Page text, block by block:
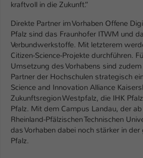
kraftvoll in die Zukunft.“
Direkte Partner im Vorhaben Offene
Pfalz sind das Fraunhofer ITWM und
Verbundwerkstoffe. Mit letzterem
Citizen-Science-Projekte durchführen.
Umsetzung des Vorhabens sind
Partner der Hochschulen strategisch
Science and Innovation Alliance
Zukunftsregion Westpfalz, die IHK
Pfalz. Mit dem Campus Landau, der
Rheinland-Pfälzischen Technischen
das Vorhaben dabei noch stärker in der
Pfalz.
Zweck
ein Besucher im
angemeldet ist und
zu verwalten.